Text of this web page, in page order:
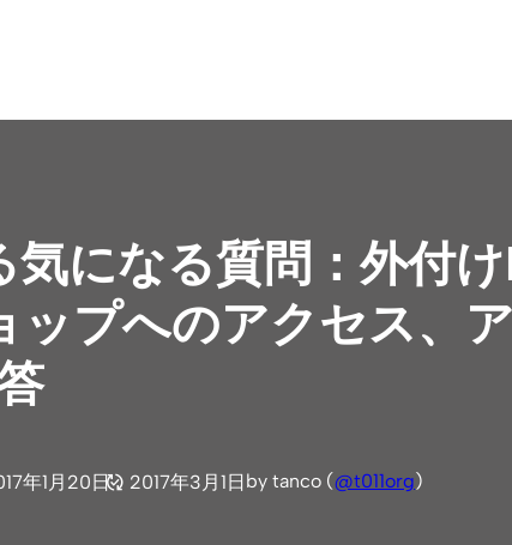
になる質問：外付
ップへのアクセス、
年1月20日 2017年3月1日 by tanco (@t011org)